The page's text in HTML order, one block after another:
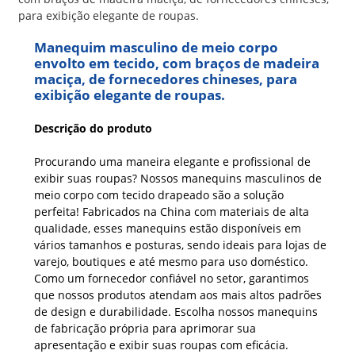
Manequim masculino de meio corpo
envolto em tecido, com braços de madeira
maciça, de fornecedores chineses, para
exibição elegante de roupas.
Descrição do produto
Procurando uma maneira elegante e profissional de
exibir suas roupas? Nossos manequins masculinos de
meio corpo com tecido drapeado são a solução
perfeita! Fabricados na China com materiais de alta
qualidade, esses manequins estão disponíveis em
vários tamanhos e posturas, sendo ideais para lojas de
varejo, boutiques e até mesmo para uso doméstico.
Como um fornecedor confiável no setor, garantimos
que nossos produtos atendam aos mais altos padrões
de design e durabilidade. Escolha nossos manequins
de fabricação própria para aprimorar sua
apresentação e exibir suas roupas com eficácia.